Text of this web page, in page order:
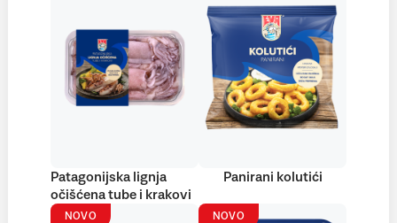
Patagonijska lignja
očišćena tube i krakovi
Panirani kolutići
NOVO NOVO